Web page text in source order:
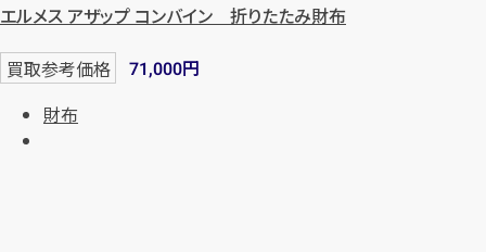
エルメス アザップ コンバイン 折りたたみ財布
買取参考価格 71,000円
財布